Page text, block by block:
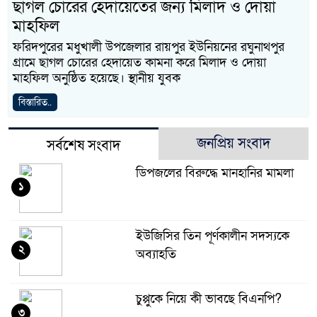
ছাগল চোরের হেদায়েতের জন্য মিলাদ ও দোয়া
মাহফিল
ফরিদপুরের মধুখালী উপজেলার রায়পুর ইউনিয়নের রঘুনাথপুর
গ্রামে ছাগল চোরের হেদায়েত কামনা করে মিলাদ ও দোয়া
মাহফিল অনুষ্ঠিত হয়েছে। স্থানীয় যুবক
বিস্তারিত..
সর্বশেষ সংবাদ জনপ্রিয় সংবাদ
ডিপজলের বিরুদ্ধে মানহানির মামলা
১
ইউজিসির তিন পূর্ণকালীন সদস্যকে
অব্যাহতি
২
চুপ্পুকে নিয়ে কী ভাবছে বিএনপি?
৩